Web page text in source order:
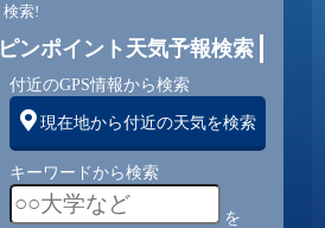
検索!
ピンポイント天気予報検索
付近のGPS情報から検索
現在地から付近の天気を検索
キーワードから検索
を